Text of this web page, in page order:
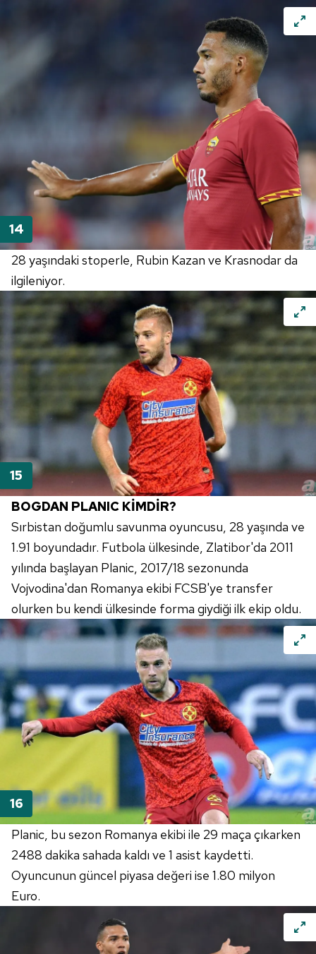
28 yaşındaki stoperle, Rubin Kazan ve Krasnodarda
ilgileniyor.
BOGDAN PLANIC KİMDİR?
Sırbistan doğumlu savunma oyuncusu, 28 yaşında ve
1.91 boyundadır. Futbola ülkesinde, Zlatibor'da 2011
yılında başlayan Planic, 2017/18 sezonunda
Vojvodina'dan Romanya ekibi FCSB'ye transfer
olurken bu kendi ülkesinde forma giydiği ilk ekip oldu.
Planic, bu sezon Romanya ekibi ile 29 maça çıkarken
2488 dakika sahada kaldı ve 1 asist kaydetti.
Oyuncunun güncel piyasa değeri ise 1.80 milyon
Euro.